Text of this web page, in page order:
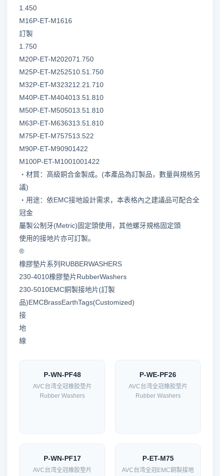
1.450
M16P-ET-M1616
訂製
1.750
M20P-ET-M202071.750
M25P-ET-M252510.51.750
M32P-ET-M323212.21.710
M40P-ET-M404013.51.810
M50P-ET-M505013.51.810
M63P-ET-M636313.51.810
M75P-ET-M757513.522
M90P-ET-M90901422
M100P-ET-M1001001422
‧材質：高級銅合金製成。(本產品為訂製品，數量與規格另
議)
‧用途：依EMC接地設計需求，本表格內之建議品可配合全
冠金
屬製公制牙(Metric)固定頭使用，其他螺牙規格固定頭
使用的接地片亦可訂製。
®
橡膠墊片系列RUBBERWASHERS
230-4010橡膠墊片RubberWashers
230-5010EMC銅製接地片(訂製
品)EMCBrassEarthTags(Customized)
接
地
線
P-WN-PF48
AVC台湾全冠橡胶垫片
Rubber Washers
P-WE-PF26
AVC台湾全冠橡胶垫片
Rubber Washers
P-WN-PF17
AVC台湾全冠橡胶垫片
P-ET-M75
AVC台湾全冠EMC銅製接地